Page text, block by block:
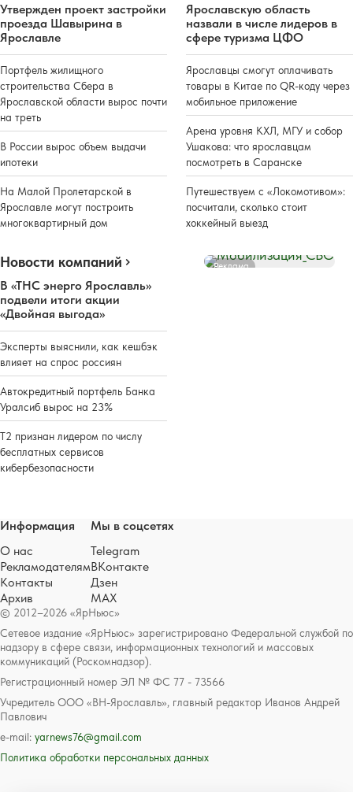
Утвержден проект застройки
проезда Шавырина в
Ярославле
Портфель жилищного
строительства Сбера в
Ярославской области вырос почти
на треть
В России вырос объем выдачи
ипотеки
На Малой Пролетарской в
Ярославле могут построить
многоквартирный дом
Ярославскую область
назвали в числе лидеров в
сфере туризма ЦФО
Ярославцы смогут оплачивать
товары в Китае по QR-коду через
мобильное приложение
Арена уровня КХЛ, МГУ и собор
Ушакова: что ярославцам
посмотреть в Саранске
Путешествуем с «Локомотивом»:
посчитали, сколько стоит
хоккейный выезд
Новости компаний
В «ТНС энерго Ярославль»
подвели итоги акции
«Двойная выгода»
Эксперты выяснили, как кешбэк
влияет на спрос россиян
Автокредитный портфель Банка
Уралсиб вырос на 23%
Т2 признан лидером по числу
бесплатных сервисов
кибербезопасности
Реклама
© 2012–2026 «ЯрНьюс»
Сетевое издание «ЯрНьюс» зарегистрировано Федеральной службой по
надзору в сфере связи, информационных технологий и массовых
коммуникаций (Роскомнадзор).
Регистрационный номер ЭЛ № ФС 77 - 73566
Учредитель ООО «ВН-Ярославль», главный редактор Иванов Андрей
Павлович
e-mail: yarnews76@gmail.com
Политика обработки персональных данных
Информация
О нас
Рекламодателям
Контакты
Архив
Мы в соцсетях
Telegram
ВКонтакте
Дзен
MAX